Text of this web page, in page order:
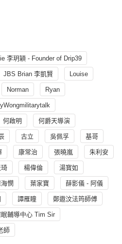
李玥穎 - Founder of Drip39
JBS Brian 李凱賢 Louise
Norman Ryan
何啟明 何爵天導演
古立 吳佩孚 基哥
康常治 張曉嵐 朱利安
楊偉倫 湯寳如
海憫 葉家寶 薛影儀 - 阿儀
譚雁瞳 鄭遨汶法筠師傅
輔導中心 Tim Sir
師